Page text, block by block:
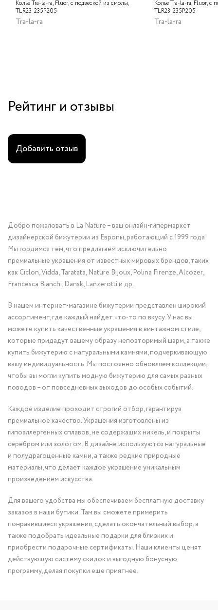
Колье Tra-la-ra, Fluor, с подвеской из смолы,
TLR23-235P205
Tra-la-ra
Колье Tra-la-ra, Fluor, с
TLR23-235P205
Tra-la-ra
Рейтинг и отзывы
Добавить отзыв
Добро пожаловать в La Nature – ваш онлайн-гипермаркет
дизайнерской бижутерии из Европы, работающий с 1999 года!
Мы гордимся тем, что предлагаем исключительно
премиальные украшения от известных мировых брендов, таких
как Ciclon, Vidda, Taratata, Nature Bijoux, Polina Firenze, Alcozer,
Francesca Bianchi, Dansk, Lanzerotti и др.
В нашем интернет-магазине бижутерии представлен широкий
ассортимент, где каждый найдет что-то по вкусу. У нас вы
можете купить качественные украшения в винтажном стиле,
которые придадут вашему образу неповторимый шарм, а также
купить бижутерию с натуральными камнями, подчеркивающую
вашу индивидуальность. Мы постоянно обновляем коллекции,
чтобы вы могли купить модную бижутерию для самых разных
поводов – от повседневных выходов до особых событий.
Каждое изделие проходит строгий отбор, гарантируя
премиальное качество. Украшения изготовлены из
гипоаллергенных сплавов, не содержащих никель, и покрыты
серебром или золотом. В дизайне используются натуральные
и полудрагоценные камни, а также редкие природные
материалы, что делает каждое украшение уникальным
произведением искусства.
Для вашего удобства мы обеспечиваем бесплатную доставку
заказов в наши бутики. Там вы сможете примерить
понравившиеся украшения, сделать окончательный выбор, а
также подобрать идеальные подарки для близких и
приобрести подарочные сертификаты. Наши клиенты ценят
действующую систему скидок и выгодную бонусную
программу, делая покупки еще приятнее.